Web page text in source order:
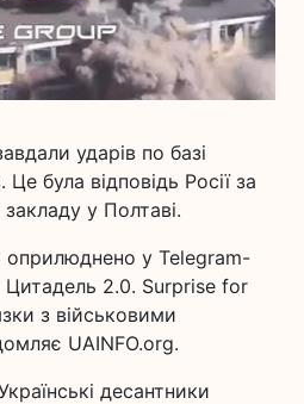
ударів по базі
Це була відповідь Росії за
у Полтаві.
оприлюднено у Telegram-
Цитадель 2.0. Surprise for
з військовими
UAINFO.org.
десантники